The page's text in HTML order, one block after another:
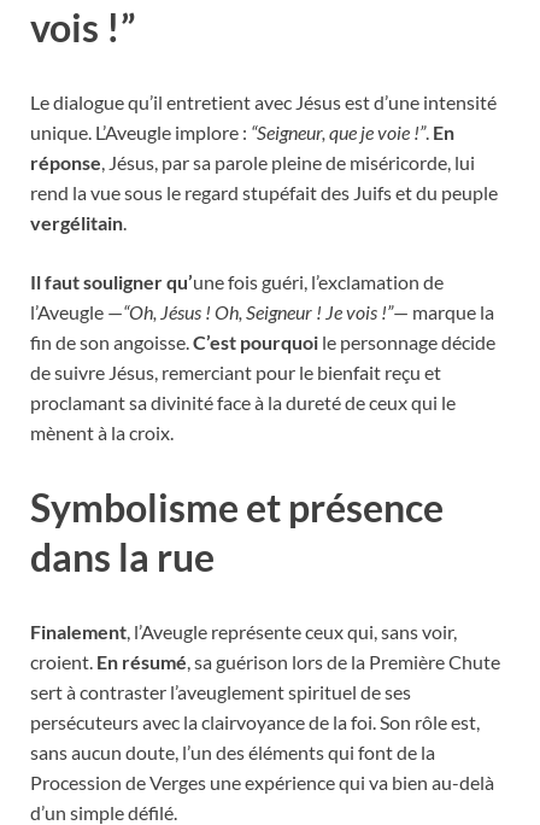
vois !”
Le dialogue qu’il entretient avec Jésus est d’une intensité
unique. L’Aveugle implore : “Seigneur, que je voie !”. En
réponse, Jésus, par sa parole pleine de miséricorde, lui
rend la vue sous le regard stupéfait des Juifs et du peuple
vergélitain.
Il faut souligner qu’une fois guéri, l’exclamation de
l’Aveugle —“Oh, Jésus ! Oh, Seigneur ! Je vois !”— marque la
fin de son angoisse.C’est pourquoi le personnage décide
de suivre Jésus, remerciant pour le bienfait reçu et
proclamant sa divinité face à la dureté de ceux qui le
mènent à la croix.
Symbolisme et présence
dans la rue
Finalement , l’Aveugle représente ceux qui, sans voir,
croient. En résumé , sa guérison lors de la Première Chute
sert à contraster l’aveuglement spirituel de ses
persécuteurs avec la clairvoyance de la foi. Son rôle est,
sans aucun doute, l’un des éléments qui font de la
Procession de Verges une expérience qui va bien au-delà
d’un simple défilé.